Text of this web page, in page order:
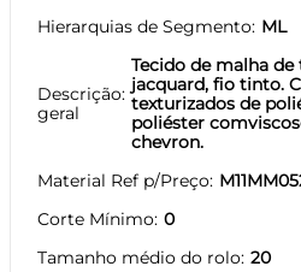
Hierarquias de Segmento ML
Descrição
geral
Tecido de malha
jacquard, fio tinto.
texturizados de
poliéster
chevron.
Material Ref p/Preço
Corte Mínimo 0
Tamanho médio do rolo 20